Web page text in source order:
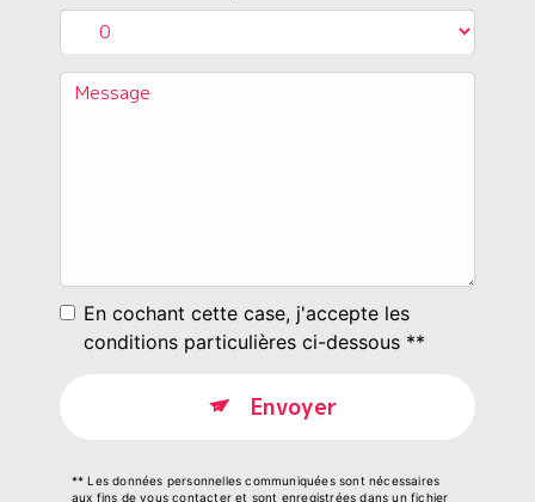
En cochant cette case, j'accepte les
conditions particulières ci-dessous **
Envoyer
** Les données personnelles communiquées sont nécessaires
aux fins de vous contacter et sont enregistrées dans un fichier